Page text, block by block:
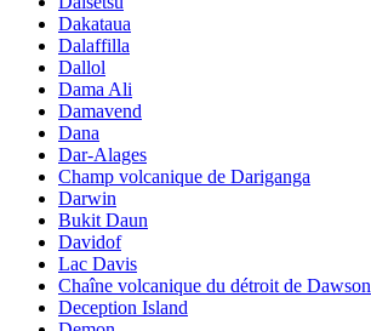
Dakataua
Dalaffilla
Dallol
Dama Ali
Damavend
Dana
Dar-Alages
Champ volcanique de Dariganga
Darwin
Bukit Daun
Davidof
Lac Davis
Chaîne volcanique du détroit de Dawson
Deception Island